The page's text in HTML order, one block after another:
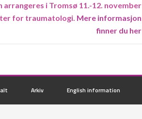
i Tromsø 11.-12. november
for traumatologi. Mere informasjon
finner du her
Arkiv English information